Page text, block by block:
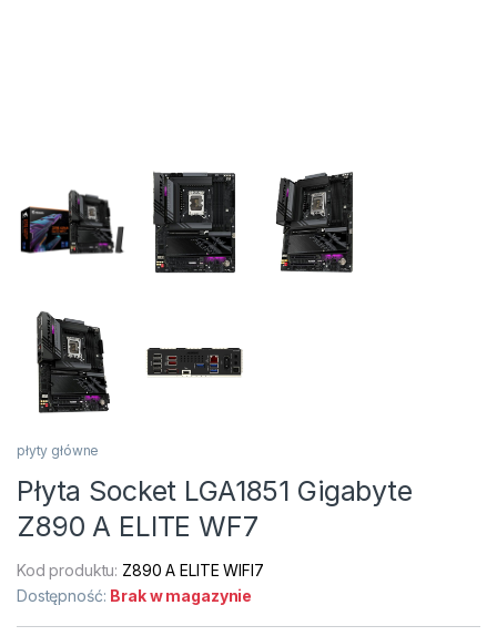
płyty główne
Płyta Socket LGA1851 Gigabyte
Z890 A ELITE WF7
Kod produktu: Z890 A ELITE WIFI7
Dostępność: Brak w magazynie